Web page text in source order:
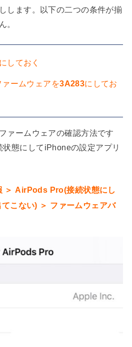
します。以下の二つの条件が揃
。
にしておく
ームウェアを3A283にしてお
ァームウェアの確認方法です
態にしてiPhoneの設定アプリ
＞ AirPods Pro(接続状態にし
こない) ＞ ファームウェアバ